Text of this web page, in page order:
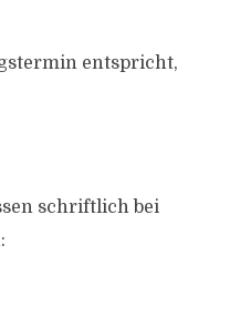
entspricht,
schriftlich bei